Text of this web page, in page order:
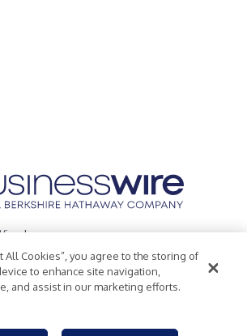
Inc.
Policy
Accessibility Statement
All Cookies”, you agree to the storing of
to enhance site navigation,
and assist in our marketing efforts.